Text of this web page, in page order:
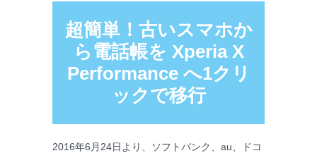
超簡単！古いスマホか
ら電話帳を Xperia X
Performance へ1クリ
ックで移行
2016年6月24日より、ソフトバンク、au、ドコ